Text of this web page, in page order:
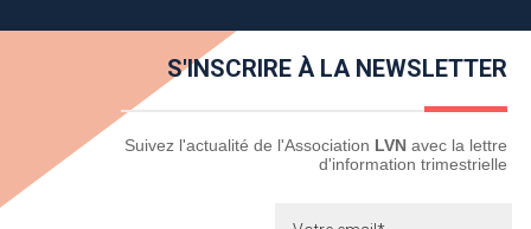
S'INSCRIRE À LA NEWSLETTER
Newsletter Suivez l'actualité de l'Association LVN avec la lettre
d'information trimestrielle